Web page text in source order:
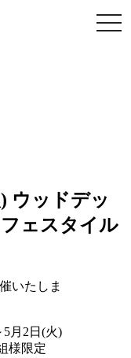
ウッドデッ
ェスタイル
いたしま
5月2日(火)
様限定